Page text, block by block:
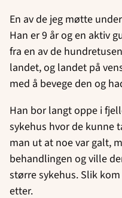
En av de jeg møtte
Han er 9 år og en aktiv
fra en av de
landet, og landet på
med å bevege den og
Han bor langt oppe i
sykehus hvor de kunne
man ut at noe var galt,
behandlingen og ville
større sykehus. Slik
etter.